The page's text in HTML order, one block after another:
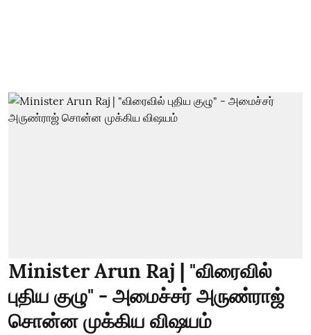
Minister Arun Raj | "விரைவில்
புதிய குழு" - அமைச்சர் அருண்ராஜ்
சொன்ன முக்கிய விஷயம்